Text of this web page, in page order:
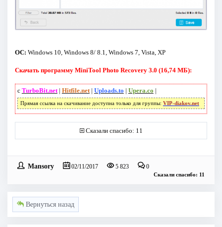
ОС: Windows 10, Windows 8/ 8.1, Windows 7, Vista, XP
Скачать программу MiniTool Photo Recovery 3.0 (16,74 МБ):
с TurboBit.net| Hitfile.net| Uploads.to | Upera.co |
Прямая ссылка на скачивание доступна только для группы: VIP-diakov.net
Сказали спасибо: 11
Mansory 02/11/2017 5 823 0
Сказали спасибо: 11
Вернуться назад